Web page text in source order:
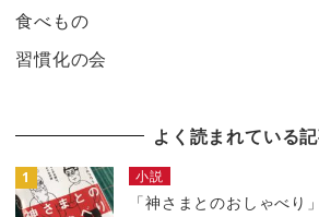
食べもの
習慣化の会
よく読まれている
小説
「神さまとのおしゃべり